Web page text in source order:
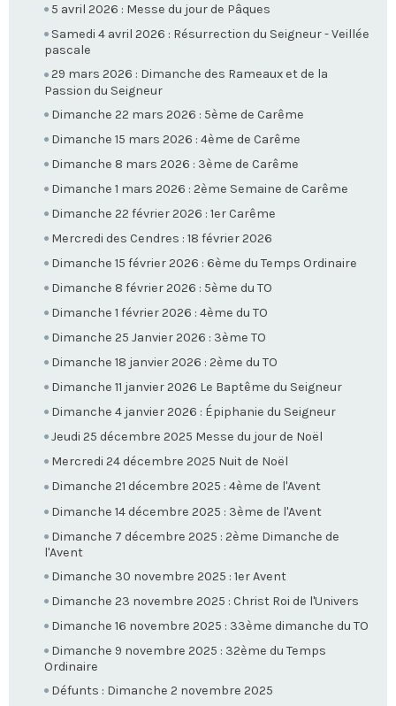
5 avril 2026 : Messe du jour de Pâques
Samedi 4 avril 2026 : Résurrection du Seigneur - Veillée
pascale
29 mars 2026 : Dimanche des Rameaux et de la
Passion du Seigneur
Dimanche 22 mars 2026 : 5ème de Carême
Dimanche 15 mars 2026 : 4ème de Carême
Dimanche 8 mars 2026 : 3ème de Carême
Dimanche 1 mars 2026 : 2ème Semaine de Carême
Dimanche 22 février 2026 : 1er Carême
Mercredi des Cendres : 18 février 2026
Dimanche 15 février 2026 : 6ème du Temps Ordinaire
Dimanche 8 février 2026 : 5ème du TO
Dimanche 1 février 2026 : 4ème du TO
Dimanche 25 Janvier 2026 : 3ème TO
Dimanche 18 janvier 2026 : 2ème du TO
Dimanche 11 janvier 2026 Le Baptême du Seigneur
Dimanche 4 janvier 2026 : Épiphanie du Seigneur
Jeudi 25 décembre 2025 Messe du jour de Noël
Mercredi 24 décembre 2025 Nuit de Noël
Dimanche 21 décembre 2025 : 4ème de l'Avent
Dimanche 14 décembre 2025 : 3ème de l'Avent
Dimanche 7 décembre 2025 : 2ème Dimanche de
l'Avent
Dimanche 30 novembre 2025 : 1er Avent
Dimanche 23 novembre 2025 : Christ Roi de l'Univers
Dimanche 16 novembre 2025 : 33ème dimanche du TO
Dimanche 9 novembre 2025 : 32ème du Temps
Ordinaire
Défunts : Dimanche 2 novembre 2025